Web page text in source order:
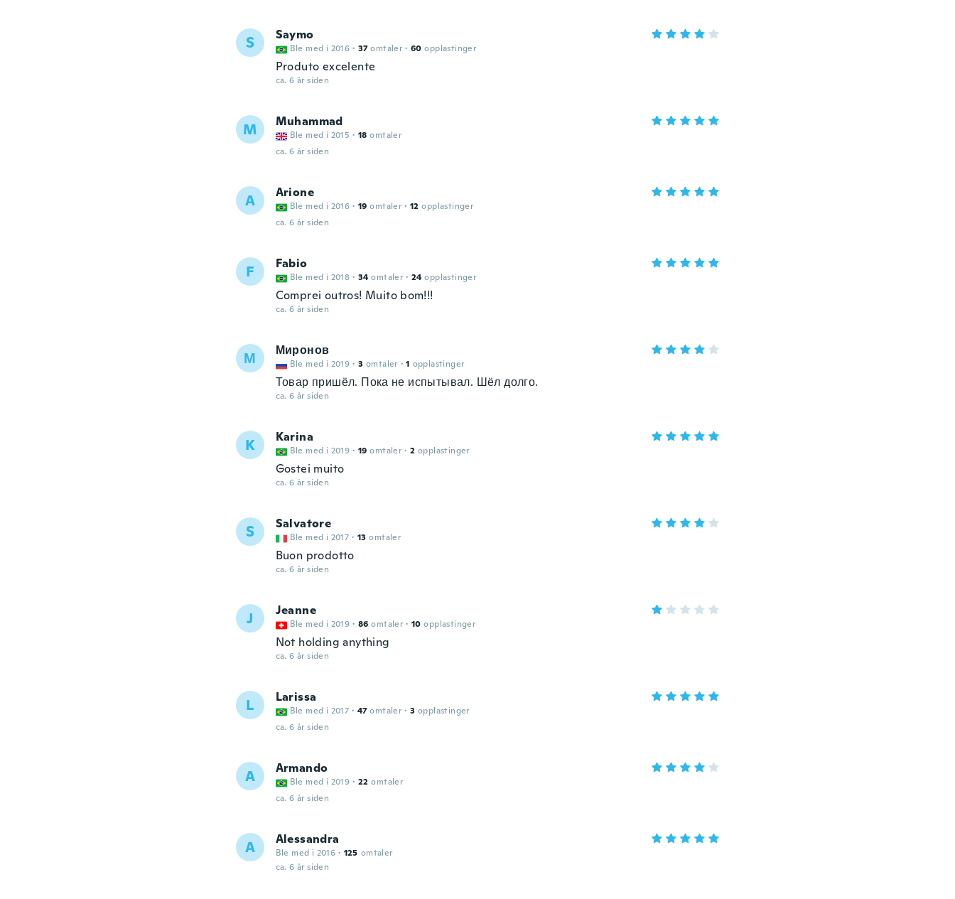
S Saymo
Ble med i 2016 · 37 omtaler · 60 opplastinger
Produto excelente
ca. 6 år siden
M Muhammad
Ble med i 2015 · 18 omtaler
ca. 6 år siden
A Arione
Ble med i 2016 · 19 omtaler · 12 opplastinger
ca. 6 år siden
F Fabio
Ble med i 2018 · 34 omtaler · 24 opplastinger
Comprei outros! Muito bom!!!
ca. 6 år siden
М Миронов
Ble med i 2019 · 3 omtaler · 1 opplastinger
Товар пришёл. Пока не испытывал. Шёл долго.
ca. 6 år siden
K Karina
Ble med i 2019 · 19 omtaler · 2 opplastinger
Gostei muito
ca. 6 år siden
S Salvatore
Ble med i 2017 · 13 omtaler
Buon prodotto
ca. 6 år siden
J Jeanne
Ble med i 2019 · 86 omtaler · 10 opplastinger
Not holding anything
ca. 6 år siden
L Larissa
Ble med i 2017 · 47 omtaler · 3 opplastinger
ca. 6 år siden
A Armando
Ble med i 2019 · 22 omtaler
ca. 6 år siden
A Alessandra
Ble med i 2016 · 125 omtaler
ca. 6 år siden